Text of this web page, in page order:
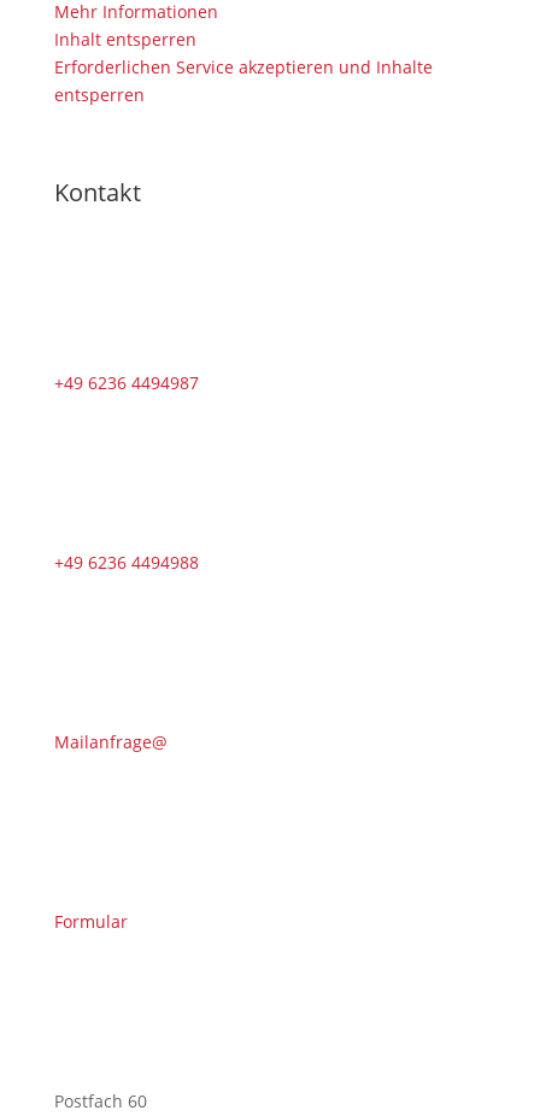
Mehr Informationen
Inhalt entsperren
Erforderlichen Service akzeptieren und Inhalte
entsperren
Kontakt
+49 6236 4494987
+49 6236 4494988
Mailanfrage@
Formular
Postfach 60